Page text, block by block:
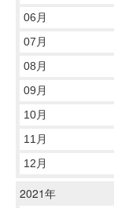
06月
07月
08月
09月
10月
11月
12月
2021年